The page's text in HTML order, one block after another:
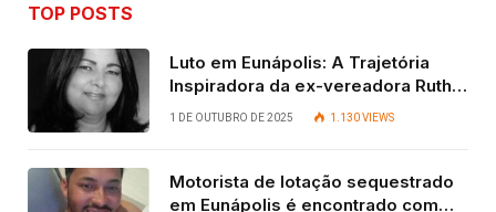
TOP POSTS
Luto em Eunápolis: A Trajetória
Inspiradora da ex-vereadora Ruth
Contadora
1 DE OUTUBRO DE 2025 1.130VIEWS
Motorista de lotação sequestrado
em Eunápolis é encontrado com